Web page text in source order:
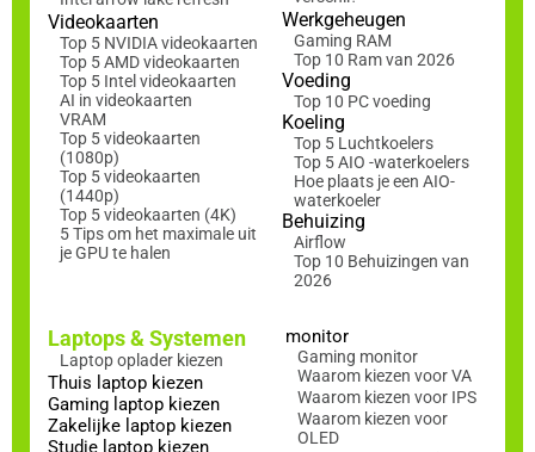
Videokaarten
Top 5 NVIDIA videokaarten
Top 5 AMD videokaarten
Top 5 Intel videokaarten
AI in videokaarten
VRAM
Top 5 videokaarten
(1080p)
Top 5 videokaarten
(1440p)
Top 5 videokaarten (4K)
5 Tips om het maximale uit
je GPU te halen
Werkgeheugen
Gaming RAM
Top 10 Ram van 2026
Voeding
Top 10 PC voeding
Koeling
Top 5 Luchtkoelers
Top 5 AIO -waterkoelers
Hoe plaats je een AIO-
waterkoeler
Behuizing
Airflow
Top 10 Behuizingen van
2026
Laptops & Systemen
Laptop oplader kiezen
Thuis laptop kiezen
Gaming laptop kiezen
Zakelijke laptop kiezen
Studie laptop kiezen
monitor
Gaming monitor
Waarom kiezen voor VA
Waarom kiezen voor IPS
Waarom kiezen voor
OLED